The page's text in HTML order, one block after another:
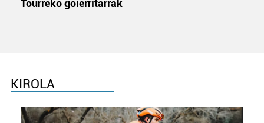
Tourreko goierritarrak
KIROLA